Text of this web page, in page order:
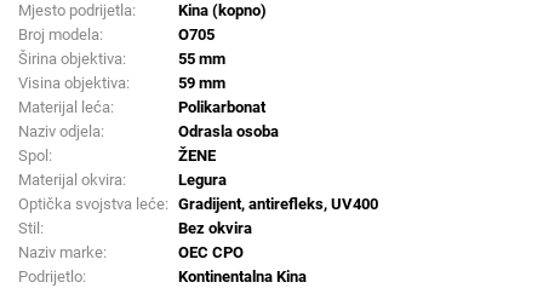
Mjesto podrijetla:
Kina (kopno)
Broj modela:
O705
Širina objektiva:
55 mm
Visina objektiva:
59 mm
Materijal leća:
Polikarbonat
Naziv odjela:
Odrasla osoba
Spol:
ŽENE
Materijal okvira:
Legura
Optička svojstva leće: Gradijent, antirefleks, UV400
Stil:
Bez okvira
Naziv marke:
OEC CPO
Podrijetlo:
Kontinentalna Kina